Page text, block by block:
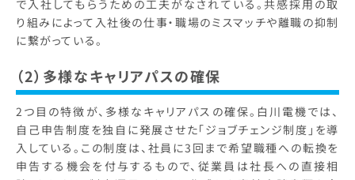
で入社してもらうための工夫がなされている。共感採用の取
り組みによって入社後の仕事・職場のミスマッチや離職の抑制
に繋がっている。
（2）多様なキャリアパスの確保
2つ目の特徴が、多様なキャリアパスの確保。白川電機では、
自己申告制度を独自に発展させた「ジョブチェンジ制度」を導
入している。この制度は、社員に3回まで希望職種への転換を
申告する機会を付与するもので、従業員は社長への直接相